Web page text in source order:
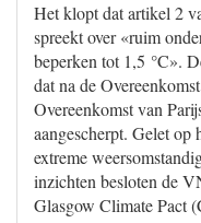
Het klopt dat artikel 2
spreekt over «ruim
beperken tot 1,5 °C».
dat na de
Overeenkomst van
aangescherpt. Gelet op
extreme
inzichten besloten de
Glasgow Climate Pact